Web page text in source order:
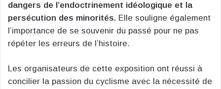
dangers de l’endoctrinement idéologique et la
persécution des minorités. Elle souligne également
l’importance de se souvenir du passé pour ne pas
répéter les erreurs de l’histoire.
Les organisateurs de cette exposition ont réussi à
concilier la passion du cyclisme avec la nécessité de